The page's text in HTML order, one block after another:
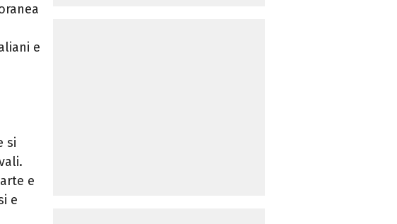
e
si
e
e